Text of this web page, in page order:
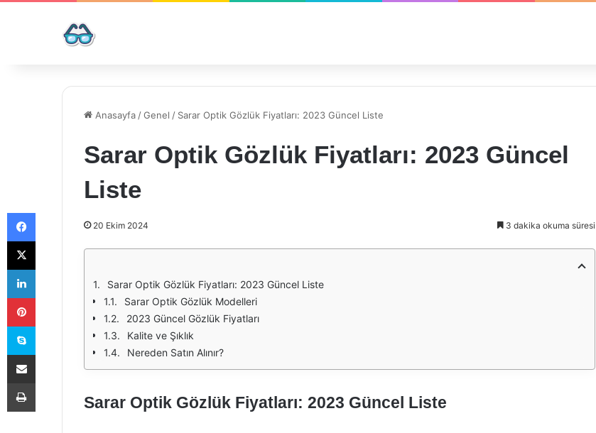
Anasayfa /Genel / Sarar Optik Gözlük Fiyatları: 2023 Güncel Liste
Sarar Optik Gözlük Fiyatları: 2023 Güncel
Liste
20 Ekim 2024 3 dakika okuma süresi
Sarar Optik Gözlük Fiyatları: 2023 Güncel Liste
Sarar Optik Gözlük Modelleri
2023 Güncel Gözlük Fiyatları
Kalite ve Şıklık
Nereden Satın Alınır?
Sarar Optik Gözlük Fiyatları: 2023 Güncel Liste
Facebook
X
LinkedIn
Pinterest
Skype
E-Posta ile paylaş